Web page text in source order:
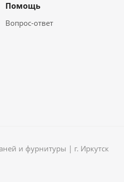
Помощь
Вопрос-ответ
и фурнитуры | г. Иркутск